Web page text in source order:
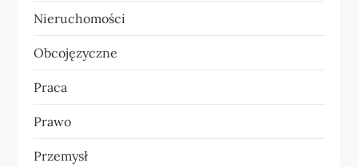
Nieruchomości
Obcojęzyczne
Praca
Prawo
Przemysł